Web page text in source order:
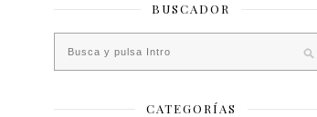
BUSCADOR
CATEGORÍAS